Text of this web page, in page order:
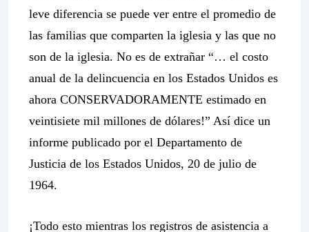
leve diferencia se puede ver entre el promedio de
las familias que comparten la iglesia y las que no
son de la iglesia. No es de extrañar “… el costo
anual de la delincuencia en los Estados Unidos es
ahora CONSERVADORAMENTE estimado en
veintisiete mil millones de dólares!” Así dice un
informe publicado por el Departamento de
Justicia de los Estados Unidos, 20 de julio de
1964.
¡Todo esto mientras los registros de asistencia a